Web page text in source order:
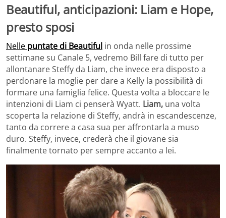
Beautiful, anticipazioni: Liam e Hope,
presto sposi
Nelle puntate di Beautiful in onda nelle prossime
settimane su Canale 5, vedremo Bill fare di tutto per
allontanare Steffy da Liam, che invece era disposto a
perdonare la moglie per dare a Kelly la possibilità di
formare una famiglia felice. Questa volta a bloccare le
intenzioni di Liam ci penserà Wyatt. Liam, una volta
scoperta la relazione di Steffy, andrà in escandescenze,
tanto da correre a casa sua per affrontarla a muso
duro. Steffy, invece, crederà che il giovane sia
finalmente tornato per sempre accanto a lei.